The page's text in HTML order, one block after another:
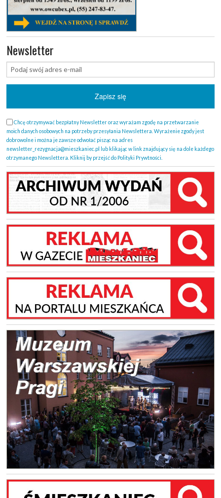
Newsletter
Chcę otrzymywać bezpłatny Newsletter oraz wyrażam zgodę na przetwarzanie
moich danych osobowych na potrzeby przesyłania Newslettera. Wyrażenie zgody jest
dobrowolne i można je zawsze odwołać pisząc na adres
newsletter_rezygnacja@mieszkaniec.pl lub klikając w link znajdujący się na dole każdego
otrzymanego Newslettera. Kliknij by przejść do Polityki Prywtności.